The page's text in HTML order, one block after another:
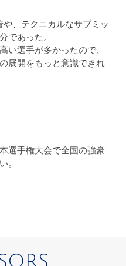
、テクニカルなサブミッ
であった。
い選手が多かったので、
展開をもっと意識できれ
選手権大会で全国の強豪
。